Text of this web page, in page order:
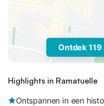
Ontdek
Highlights in Ramatuelle
Ontspannen in een